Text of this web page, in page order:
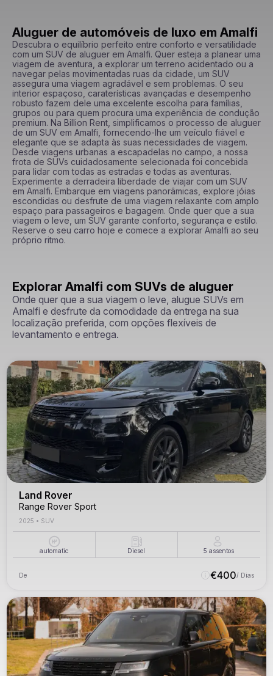
Aluguer de automóveis de luxo em Amalfi
Descubra o equilíbrio perfeito entre conforto e versatilidade
com um SUV de aluguer em Amalfi. Quer esteja a planear uma
viagem de aventura, a explorar um terreno acidentado ou a
navegar pelas movimentadas ruas da cidade, um SUV
assegura uma viagem agradável e sem problemas. O seu
interior espaçoso, caraterísticas avançadas e desempenho
robusto fazem dele uma excelente escolha para famílias,
grupos ou para quem procura uma experiência de condução
premium. Na Billion Rent, simplificamos o processo de aluguer
de um SUV em Amalfi, fornecendo-lhe um veículo fiável e
elegante que se adapta às suas necessidades de viagem.
Desde viagens urbanas a escapadelas no campo, a nossa
frota de SUVs cuidadosamente selecionada foi concebida
para lidar com todas as estradas e todas as aventuras.
Experimente a derradeira liberdade de viajar com um SUV
em Amalfi. Embarque em viagens panorâmicas, explore jóias
escondidas ou desfrute de uma viagem relaxante com amplo
espaço para passageiros e bagagem. Onde quer que a sua
viagem o leve, um SUV garante conforto, segurança e estilo.
Reserve o seu carro hoje e comece a explorar Amalfi ao seu
próprio ritmo.
Explorar Amalfi com SUVs de aluguer
Onde quer que a sua viagem o leve, alugue SUVs em
Amalfi e desfrute da comodidade da entrega na sua
localização preferida, com opções flexíveis de
levantamento e entrega.
Land Rover
Range Rover Sport
2025 • SUV
automatic Diesel 5 assentos
De €400/ Dias